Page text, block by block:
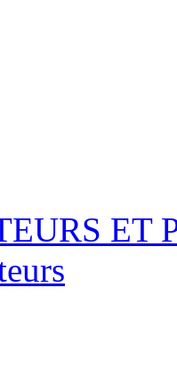
ET